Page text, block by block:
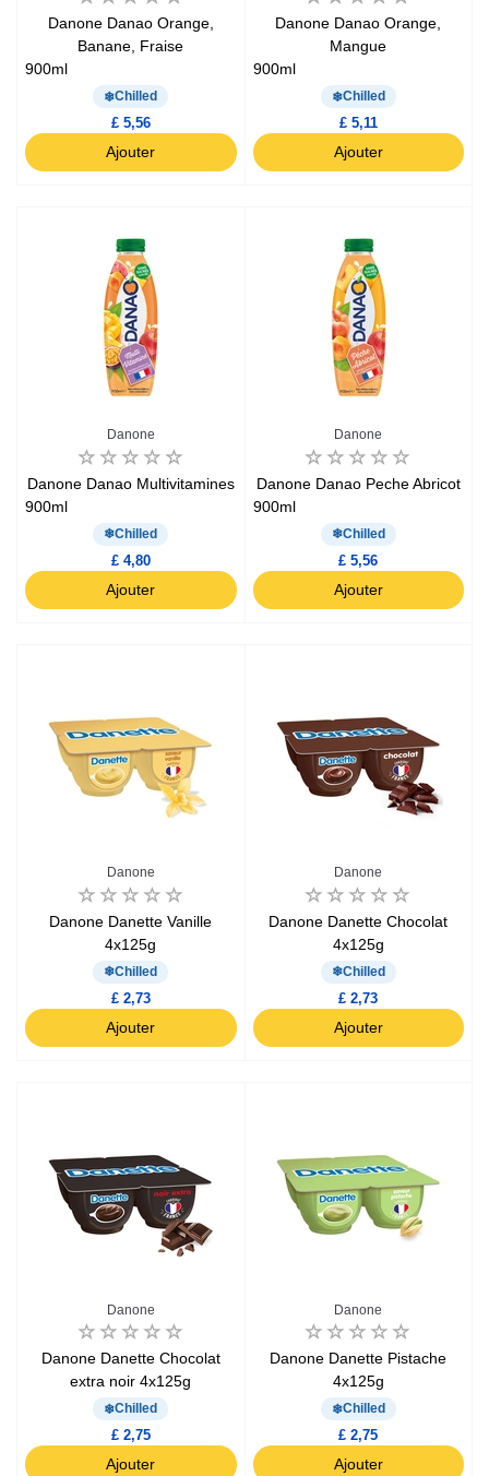
Danone Danao Orange,
Banane, Fraise
900ml
Chilled
£ 5,56
Ajouter
Danone Danao Orange,
Mangue
900ml
Chilled
£ 5,11
Ajouter
Danone
Danone Danao Multivitamines
900ml
Chilled
£ 4,80
Ajouter
Danone
Danone Danao Peche Abricot
900ml
Chilled
£ 5,56
Ajouter
Danone
Danone Danette Vanille
4x125g
Chilled
£ 2,73
Ajouter
Danone
Danone Danette Chocolat
4x125g
Chilled
£ 2,73
Ajouter
Danone
Danone Danette Chocolat
extra noir 4x125g
Chilled
£ 2,75
Ajouter
Danone
Danone Danette Pistache
4x125g
Chilled
£ 2,75
Ajouter